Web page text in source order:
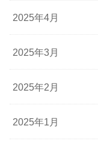
2025年4月
2025年3月
2025年2月
2025年1月